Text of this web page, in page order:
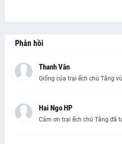
Phản hồi
Thanh Vân
Giống của trại ếch chú Tăng
Hai Ngo HP
Cảm ơn trại ếch chú Tăng đã